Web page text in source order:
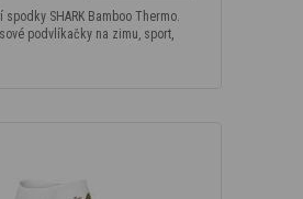
spodky SHARK Bamboo Thermo.
podvlíkačky na zimu, sport,